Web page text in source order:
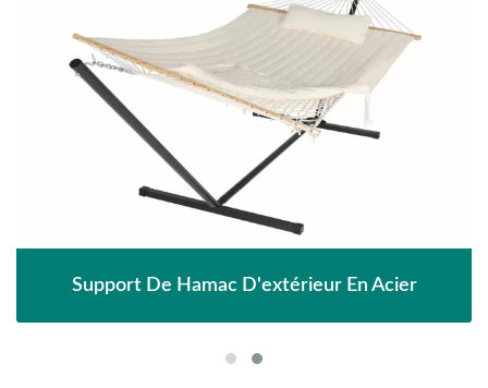
Support De Hamac D'extérieur En Acier